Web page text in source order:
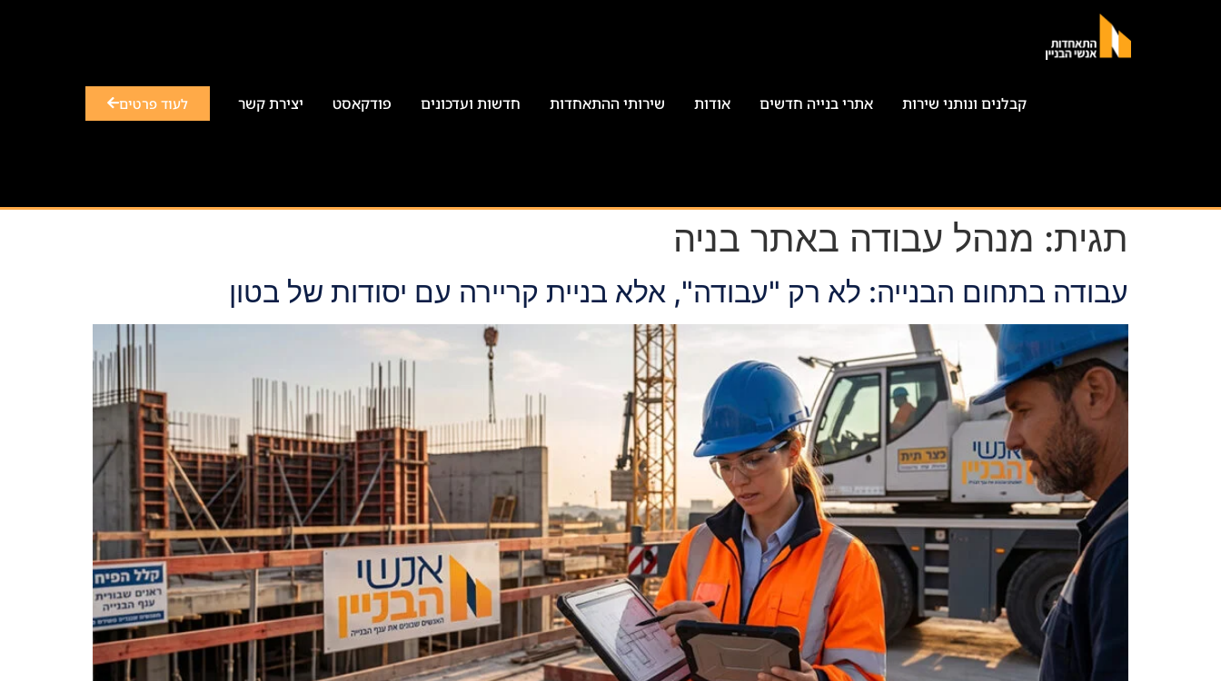
קבלנים ונותני שירות אתרי בנייה חדשים אודות שירותי ההתאחדות חדשות ועדכונים פודקאסט יצירת קשר לעוד פרטים
תגית: מנהל עבודה באתר בניה
עבודה בתחום הבנייה: לא רק "עבודה", אלא בניית קריירה עם יסודות של בטון